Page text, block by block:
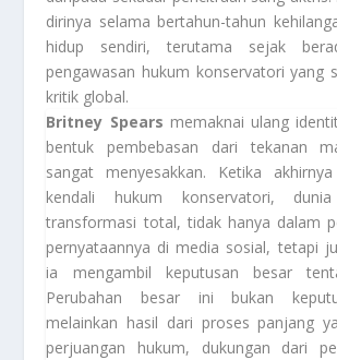
dirinya selama bertahun-tahun
hidup sendiri, terutama sejak
pengawasan hukum konservatori yang
kritik global.
Britney Spears memaknai ulang
bentuk pembebasan dari tekanan
sangat menyesakkan. Ketika
kendali hukum konservatori, dunia
transformasi total, tidak hanya dalam
pernyataannya di media sosial, tetapi
ia mengambil keputusan besar
Perubahan besar ini bukan
melainkan hasil dari proses panjang
perjuangan hukum, dukungan dari